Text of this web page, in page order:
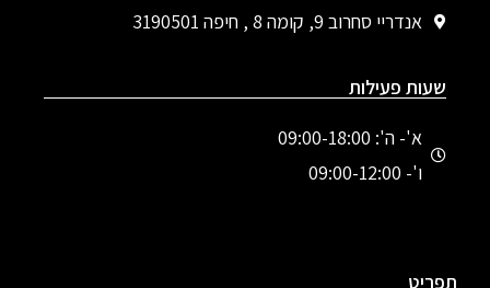
אנדריי סחרוב 9, קומה 8 , חיפה 3190501
שעות פעילות
א'- ה': 09:00-18:00
ו'- 09:00-12:00
תפריט